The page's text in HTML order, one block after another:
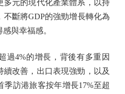
多元的現代化產業體系，以持
斷將GDP的強勁增長轉化為
與幸福感。
4%的增長，背後有多重因
改善，出口表現強勁，以及
季訪港旅客按年增長17%至超